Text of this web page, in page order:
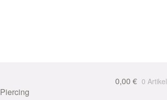
Piercing
0,00 € 0 Artikel